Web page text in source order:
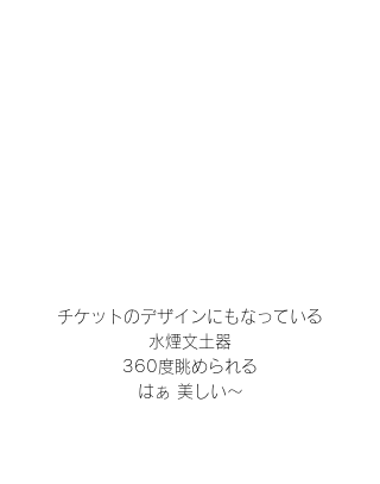
チケットのデザインにもなっている
水煙文土器
360度眺められる
はぁ 美しい～